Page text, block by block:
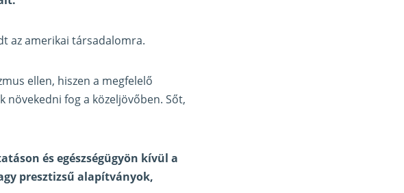
az amerikai társadalomra.
ellen, hiszen a megfelelő
növekedni fog a közeljövőben. Sőt,
és egészségügyön kívül a
presztizsű alapítványok,